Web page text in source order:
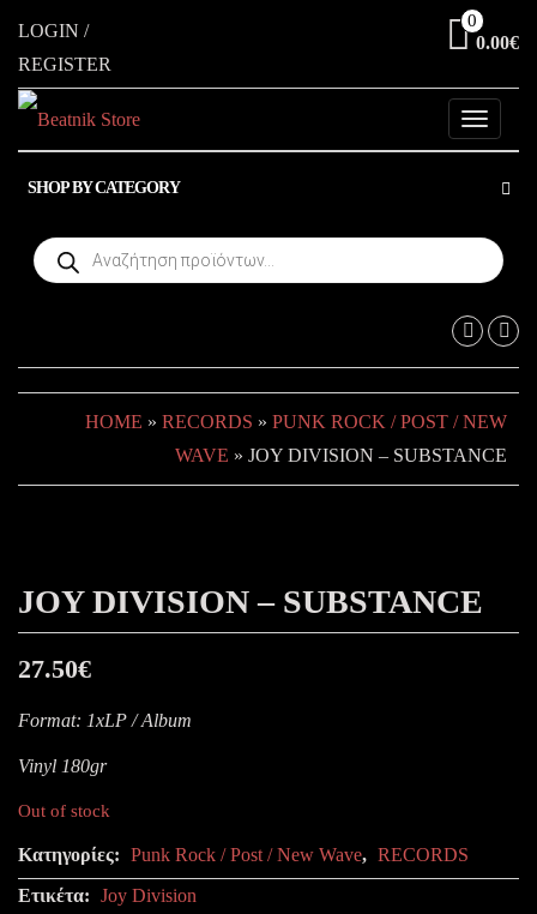
content
LOGIN /
REGISTER
0
0.00€
Toggle
SHOP BY CATEGORY
Products
search
HOME » RECORDS » PUNK ROCK / POST / NEW
WAVE » JOY DIVISION – SUBSTANCE
JOY DIVISION – SUBSTANCE
27.50€
Format: 1xLP / Album
Vinyl 180gr
Out of stock
Κατηγορίες: Punk Rock / Post / New Wave, RECORDS
Ετικέτα: Joy Division